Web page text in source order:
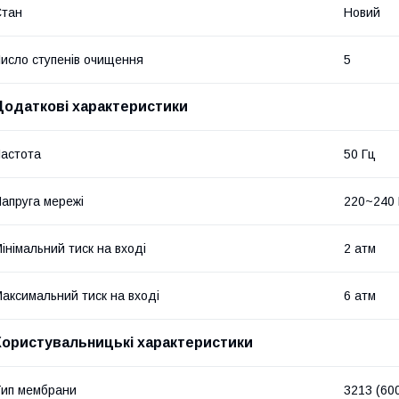
Новий
ступенів очищення 5
характеристики
50 Гц
мережі 220~240
тиск на вході 2 атм
тиск на вході 6 атм
характеристики
мембрани 3213